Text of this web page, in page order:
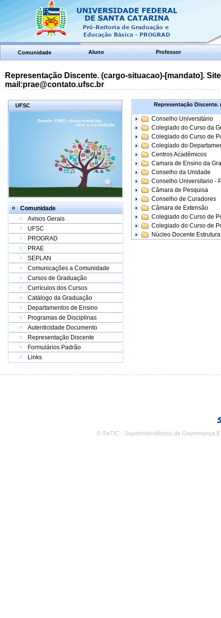
Comunidade Aluno Professor
Representação Discente. (cargo-situacao)-[mandato].
mail:prae@contato.ufsc.br
UFSC
Comunidade
Avisos Gerais
UFSC
PROGRAD
PRAE
SEPLAN
Comunicações a Comunidade
Cursos de Graduação
Currículos dos Cursos
Catálogo da Graduação
Departamentos de Ensino
Programas de Disciplinas
Autenticidade Documento
Representação Discente
Formulários Padrão
Links
Representação Discente.
Conselho Universitário
Colegiado do Curso da
Colegiado do Curso de
Colegiado do
Centros Acadêmicos
Camara de Ensino da
Conselho da Unidade
Conselho Universitario -
Câmara de Pesquisa
Conselho de Curadores
Câmara de Extensão
Colegiado do Curso de
Colegiado do Curso de
Núcleo Docente
© SeTIC - Superintendência de Governança